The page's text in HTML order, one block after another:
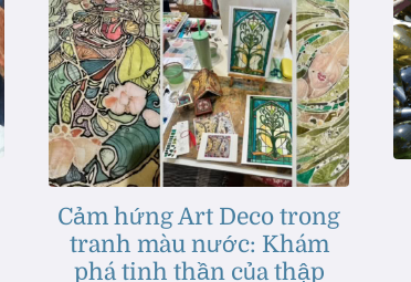
Cảm hứng Art Deco trong
tranh màu nước: Khám
phá tinh thần của thập